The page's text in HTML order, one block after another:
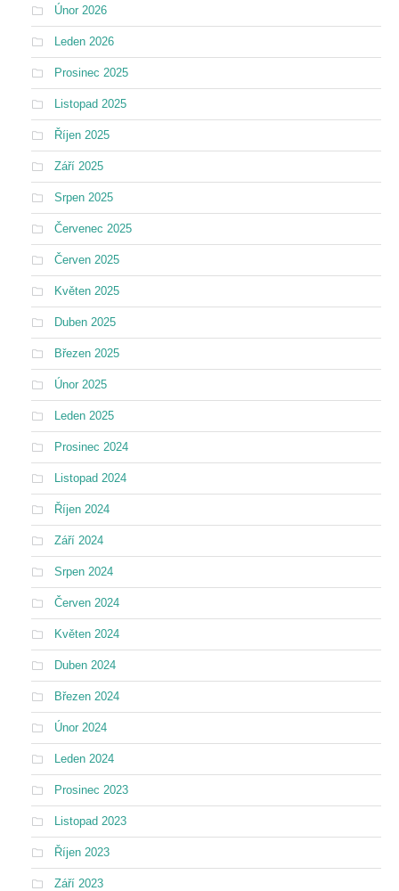
Únor 2026
Leden 2026
Prosinec 2025
Listopad 2025
Říjen 2025
Září 2025
Srpen 2025
Červenec 2025
Červen 2025
Květen 2025
Duben 2025
Březen 2025
Únor 2025
Leden 2025
Prosinec 2024
Listopad 2024
Říjen 2024
Září 2024
Srpen 2024
Červen 2024
Květen 2024
Duben 2024
Březen 2024
Únor 2024
Leden 2024
Prosinec 2023
Listopad 2023
Říjen 2023
Září 2023